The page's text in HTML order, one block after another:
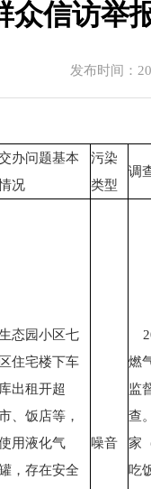
众信访举
发布时间：
办问题基本
况
污染
类型
调
态园小区七
区住宅楼下车
库出租开超
、饭店等，
用液化气
，存在安全
噪音
燃
监
查
家
吃